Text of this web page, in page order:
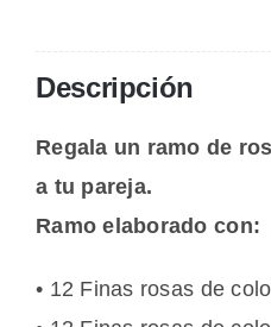
Descripción
Regala un ramo de
a tu pareja.
Ramo elaborado con:
• 12 Finas rosas de